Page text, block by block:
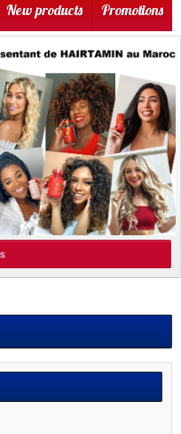
Promotions
New products